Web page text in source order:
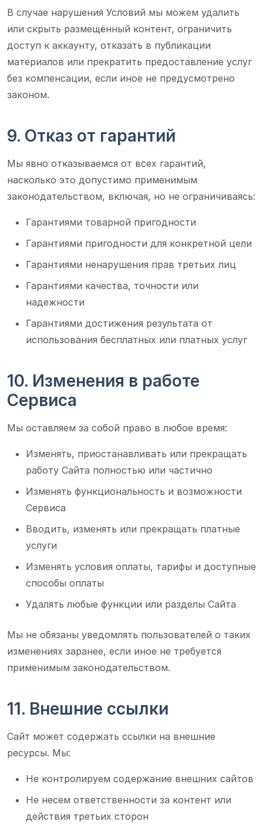
В случае нарушения Условий мы можем удалить
или скрыть размещённый контент, ограничить
доступ к аккаунту, отказать в публикации
материалов или прекратить предоставление услуг
без компенсации, если иное не предусмотрено
законом.
9. Отказ от гарантий
Мы явно отказываемся от всех гарантий,
насколько это допустимо применимым
законодательством, включая, но не ограничиваясь:
Гарантиями товарной пригодности
Гарантиями пригодности для конкретной цели
Гарантиями ненарушения прав третьих лиц
Гарантиями качества, точности или
надежности
Гарантиями достижения результата от
использования бесплатных или платных услуг
10. Изменения в работе
Сервиса
Мы оставляем за собой право в любое время:
Изменять, приостанавливать или прекращать
работу Сайта полностью или частично
Изменять функциональность и возможности
Сервиса
Вводить, изменять или прекращать платные
услуги
Изменять условия оплаты, тарифы и доступные
способы оплаты
Удалять любые функции или разделы Сайта
Мы не обязаны уведомлять пользователей о таких
изменениях заранее, если иное не требуется
применимым законодательством.
11. Внешние ссылки
Сайт может содержать ссылки на внешние
ресурсы. Мы:
Не контролируем содержание внешних сайтов
Не несем ответственности за контент или
действия третьих сторон